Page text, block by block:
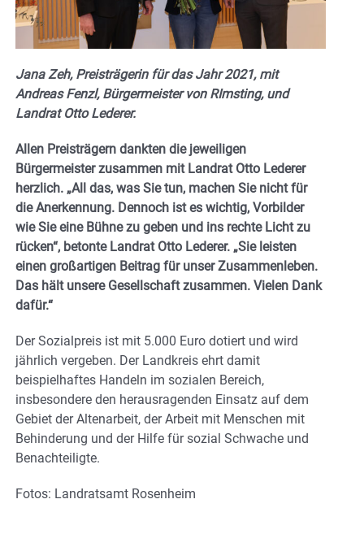
Jana Zeh, Preisträgerin für das Jahr 2021, mit
Andreas Fenzl, Bürgermeister von RImsting, und
Landrat Otto Lederer.
Allen Preisträgern dankten die jeweiligen
Bürgermeister zusammen mit Landrat Otto Lederer
herzlich. „All das, was Sie tun, machen Sie nicht für
die Anerkennung. Dennoch ist es wichtig, Vorbilder
wie Sie eine Bühne zu geben und ins rechte Licht zu
rücken“, betonte Landrat Otto Lederer. „Sie leisten
einen großartigen Beitrag für unser Zusammenleben.
Das hält unsere Gesellschaft zusammen. Vielen Dank
dafür.“
Der Sozialpreis ist mit 5.000 Euro dotiert und wird
jährlich vergeben. Der Landkreis ehrt damit
beispielhaftes Handeln im sozialen Bereich,
insbesondere den herausragenden Einsatz auf dem
Gebiet der Altenarbeit, der Arbeit mit Menschen mit
Behinderung und der Hilfe für sozial Schwache und
Benachteiligte.
Fotos: Landratsamt Rosenheim